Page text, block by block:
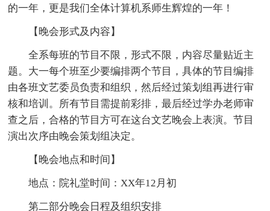
的一年，更是我们全体计算机系师生辉煌的一年！
【晚会形式及内容】
全系每班的节目不限，形式不限，内容尽量贴近主
题。大一每个班至少要编排两个节目，具体的节目编排
由各班文艺委员负责和组织，然后经过策划组再进行审
核和培训。所有节目需提前彩排，最后经过学办老师审
查之后，合格的节目方可在这台文艺晚会上表演。节目
演出次序由晚会策划组决定。
【晚会地点和时间】
地点：院礼堂时间：XX年12月初
第二部分晚会日程及组织安排